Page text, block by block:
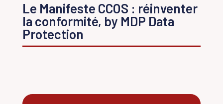
Le Manifeste CCOS : réinventer
la conformité, by MDP Data
Protection